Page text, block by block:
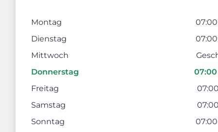
Montag
Dienstag
Mittwoch
Donnerstag
07:00
Freitag
Samstag
Sonntag